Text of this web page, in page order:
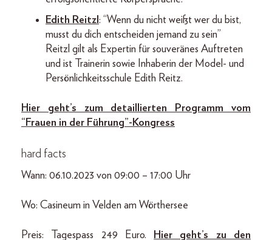
Edith Reitzl : “Wenn du nicht weißt wer du bist,
musst du dich entscheiden jemand zu sein”
Reitzl gilt als Expertin für souveränes Auftreten
und ist Trainerin sowie Inhaberin der Model- und
Persönlichkeitsschule Edith Reitz.
Hier geht’s zum detaillierten Programm vom
“Frauen in der Führung”-Kongress
hard facts
Wann: 06.10.2023 von 09:00 – 17:00 Uhr
Wo: Casineum in Velden am Wörthersee
Preis: Tagespass 249 Euro.
Hier geht’s zu den